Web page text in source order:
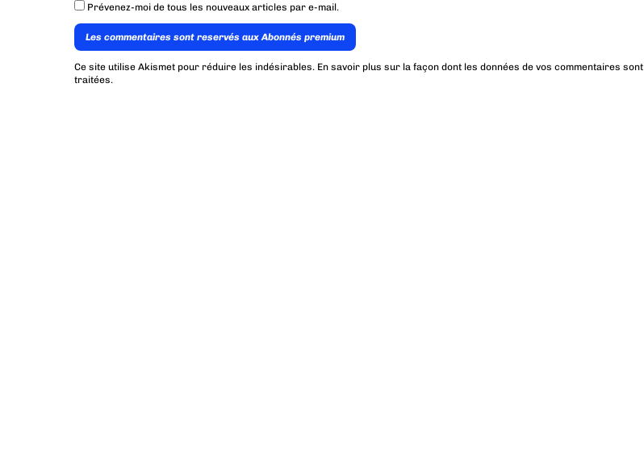
Prévenez-moi de tous les nouveaux articles par e-mail.
Les commentaires sont reservés aux Abonnés premium
Ce site utilise Akismet pour réduire les indésirables. En savoir plus sur la façon dont les données de vos commentaires sont
traitées.